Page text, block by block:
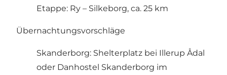
Etappe: Ry – Silkeborg, ca. 25 km
Übernachtungsvorschläge
Skanderborg: Shelterplatz bei Illerup Ådal
oder Danhostel Skanderborg im